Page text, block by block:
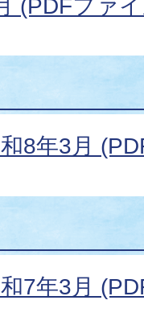
(PDFファ
8年3月
7年3月